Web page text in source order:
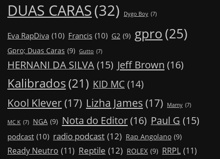
DUAS CARAS(32) Dygo Boy (7)
Eva RapDiva (10) Francis (10) G2 (9) gpro(25)
Gpro; Duas Caras (9) Gutto (7)
HERNANI DA SILVA(15) Jeff Brown (16)
Kalibrados(21) KID MC (14)
Kool Klever (17) Lizha James (17) Mamy (7)
MC K (7) NGA (9) Nota do Editor(16) Paul G (15)
podcast (10) radio podcast (12) Rap Angolano (9)
Ready Neutro (11) Reptile (12) ROLEX (9) RRPL (11)